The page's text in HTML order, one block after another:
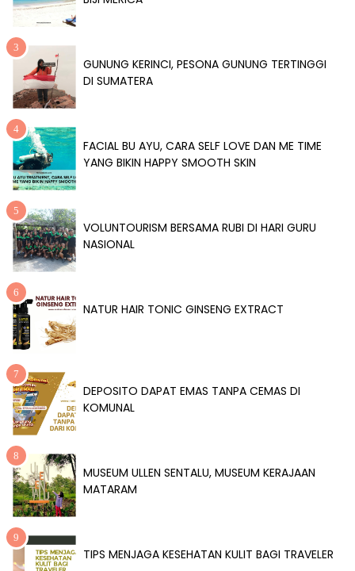
GUNUNG KERINCI, PESONA GUNUNG TERTINGGI
DI SUMATERA
FACIAL BU AYU, CARA SELF LOVE DAN ME TIME
YANG BIKIN HAPPY SMOOTH SKIN
VOLUNTOURISM BERSAMA RUBI DI HARI GURU
NASIONAL
NATUR HAIR TONIC GINSENG EXTRACT
DEPOSITO DAPAT EMAS TANPA CEMAS DI
KOMUNAL
MUSEUM ULLEN SENTALU, MUSEUM KERAJAAN
MATARAM
TIPS MENJAGA KESEHATAN KULIT BAGI TRAVELER